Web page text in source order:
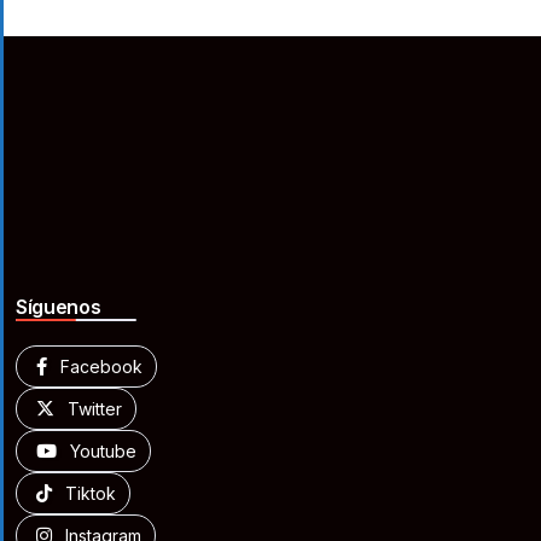
Síguenos
Facebook
Twitter
Youtube
Tiktok
Instagram